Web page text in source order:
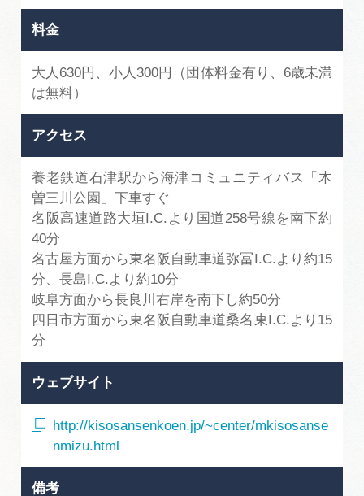
料金
大人630円、小人300円（団体料金有り、6歳未満
は無料）
アクセス
養老鉄道石津駅から海津コミュニティバス「木
曽三川公園」下車すぐ
名阪高速道路大垣I.C.より国道258号線を南下約
40分
名古屋方面から東名阪自動車道弥冨I.C.より約15
分、長島I.C.より約10分
岐阜方面から長良川右岸を南下し約50分
四日市方面から東名阪自動車道桑名東I.C.より15
分
ウェブサイト
http://kisosansenkoen.jp/~center/mkisosanse
nmizu.html
備考